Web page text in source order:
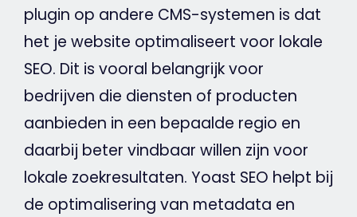
plugin op andere CMS-systemen is dat
het je website optimaliseert voor lokale
SEO. Dit is vooral belangrijk voor
bedrijven die diensten of producten
aanbieden in een bepaalde regio en
daarbij beter vindbaar willen zijn voor
lokale zoekresultaten. Yoast SEO helpt bij
de optimalisering van metadata en